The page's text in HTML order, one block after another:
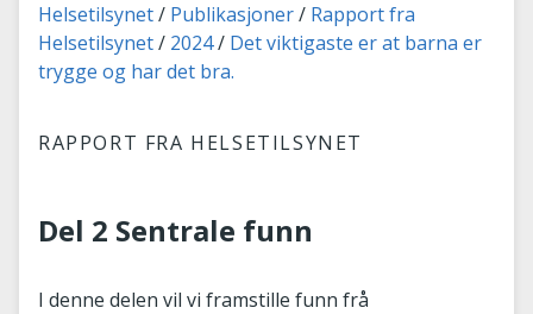
Du er her:
Helsetilsynet Publikasjoner
Rapport fra
Helsetilsynet
2024
Det viktigaste er at barna er
trygge og har det bra.
RAPPORT FRA HELSETILSYNET
Del 2 Sentrale funn
I denne delen vil vi framstille funn frå